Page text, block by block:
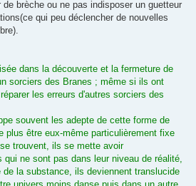
brèche ou ne pas indisposer un guetteur
qui peu déclencher de nouvelles
dans la découverte et la fermeture de
sorciers des Branes ; même si ils ont
les erreurs d'autres sorciers des
souvent les adepte de cette forme de
plus être eux-même particulièrement fixe
trouvent, ils se mette avoir
ne sont pas dans leur niveau de réalité,
la substance, ils deviennent translucide